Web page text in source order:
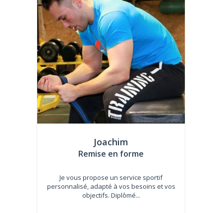
Joachim
Remise en forme
Je vous propose un service sportif
personnalisé, adapté à vos besoins et vos
objectifs. Diplômé...